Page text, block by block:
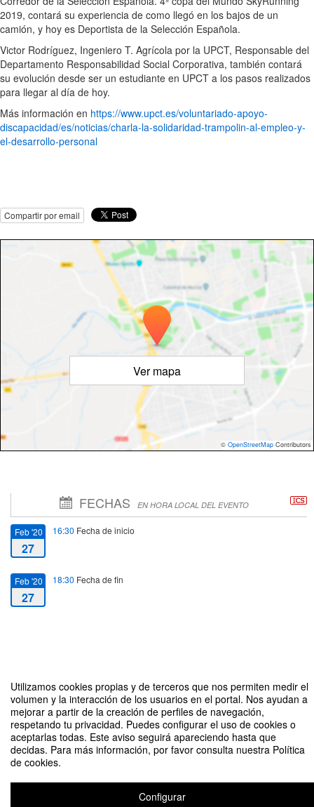
Utilizamos cookies propias y de terceros que nos permiten medir el
volumen y la interacción de los usuarios en el portal. Nos ayudan a
mejorar a partir de la creación de perfiles de navegación,
respetando tu privacidad. Puedes configurar el uso de cookies o
aceptarlas todas. Este aviso seguirá apareciendo hasta que
decidas. Para más información, por favor consulta nuestra Política
de cookies.
Configurar
2019, contará su experiencia de como llegó en los bajos de un
camión, y hoy es Deportista de la Selección Española.
Victor Rodríguez, Ingeniero T. Agrícola por la UPCT, Responsable del
Departamento Responsabilidad Social Corporativa, también contará
su evolución desde ser un estudiante en UPCT a los pasos realizados
para llegar al día de hoy.
Más información en https://www.upct.es/voluntariado-apoyo-
discapacidad/es/noticias/charla-la-solidaridad-trampolin-al-empleo-y-
el-desarrollo-personal
Compartir por email
Ver mapa
© OpenStreetMap Contributors
FECHAS EN HORA LOCAL DEL EVENTO
Feb '20
27
16:30 Fecha de inicio
Feb '20
27
18:30 Fecha de fin
personal
Organizado por Voluntariado y Discapacidad UPCT y JimboFresh